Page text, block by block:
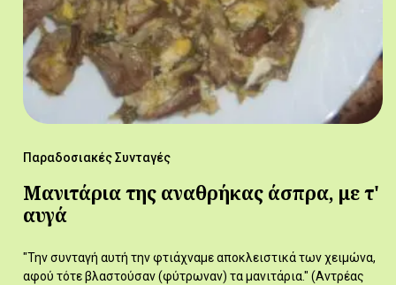
Παραδοσιακές Συνταγές
Μανιτάρια της αναθρήκας άσπρα, με τ'
αυγά
"Την συνταγή αυτή την φτιάχναμε αποκλειστικά των χειμώνα,
αφού τότε βλαστούσαν (φύτρωναν) τα μανιτάρια." (Αντρέας